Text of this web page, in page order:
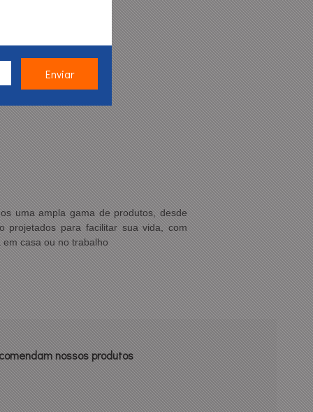
uma ampla gama de produtos, desde
projetados para facilitar sua vida, com
casa ou no trabalho
nossos produtos